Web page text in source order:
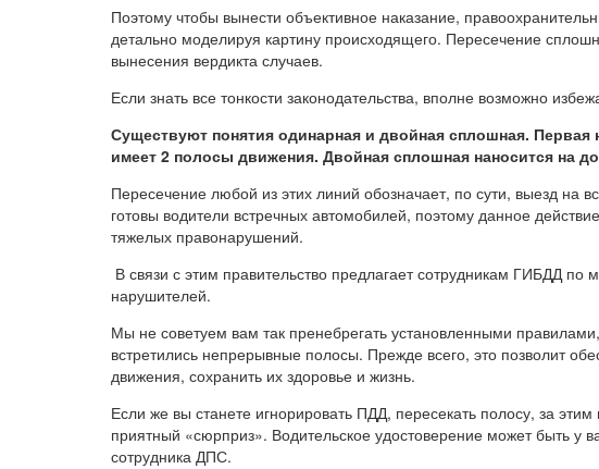
Поэтому чтобы вынести объективное наказание,
детально моделируя картину происходящего. Пересечение
вынесения вердикта случаев.
Если знать все тонкости законодательства, вполне возможно
Существуют понятия одинарная и двойная сплошная. Первая
имеет 2 полосы движения. Двойная сплошная наносится на
Пересечение любой из этих линий обозначает, по сути, выезд на
готовы водители встречных автомобилей, поэтому данное
тяжелых правонарушений.
В связи с этим правительство предлагает сотрудникам ГИБДД по
нарушителей.
Мы не советуем вам так пренебрегать установленными
встретились непрерывные полосы. Прежде всего, это позволит
движения, сохранить их здоровье и жизнь.
Если же вы станете игнорировать ПДД, пересекать полосу, за
приятный «сюрприз». Водительское удостоверение может быть у
сотрудника ДПС.